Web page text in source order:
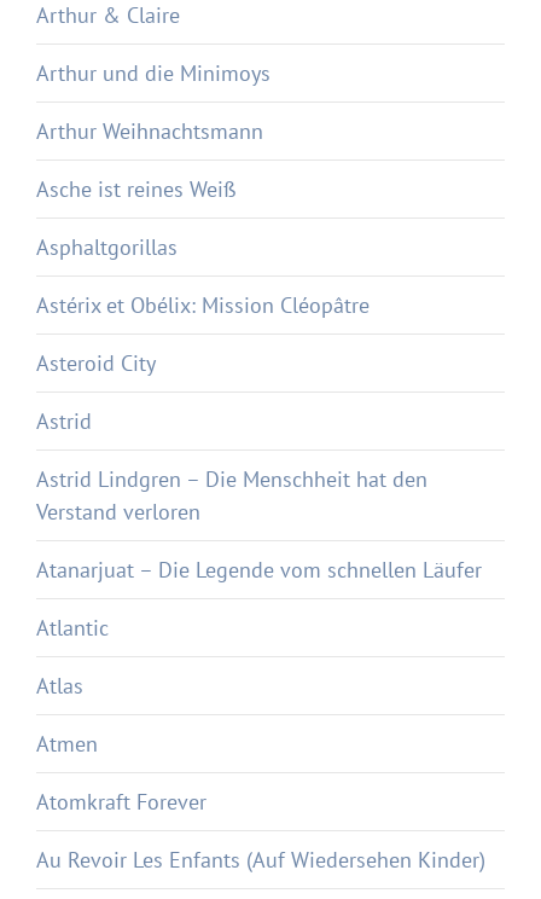
Arthur & Claire
Arthur und die Minimoys
Arthur Weihnachtsmann
Asche ist reines Weiß
Asphaltgorillas
Astérix et Obélix: Mission Cléopâtre
Asteroid City
Astrid
Astrid Lindgren – Die Menschheit hat den
Verstand verloren
Atanarjuat – Die Legende vom schnellen Läufer
Atlantic
Atlas
Atmen
Atomkraft Forever
Au Revoir Les Enfants (Auf Wiedersehen Kinder)